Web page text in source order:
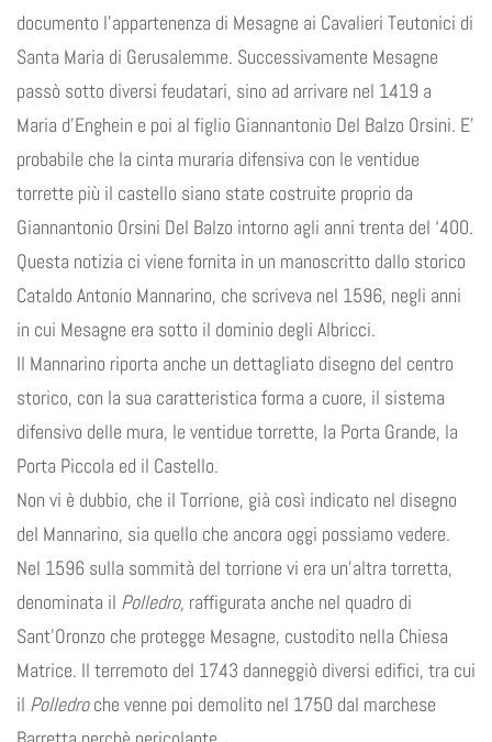
documento l’appartenenza di Mesagne ai Cavalieri Teutonici di
Santa Maria di Gerusalemme. Successivamente Mesagne
passò sotto diversi feudatari, sino ad arrivare nel 1419 a
Maria d’Enghein e poi al figlio Giannantonio Del Balzo Orsini. E’
probabile che la cinta muraria difensiva con le ventidue
torrette più il castello siano state costruite proprio da
Giannantonio Orsini Del Balzo intorno agli anni trenta del ‘400.
Questa notizia ci viene fornita in un manoscritto dallo storico
Cataldo Antonio Mannarino, che scriveva nel 1596, negli anni
in cui Mesagne era sotto il dominio degli Albricci.
Il Mannarino riporta anche un dettagliato disegno del centro
storico, con la sua caratteristica forma a cuore, il sistema
difensivo delle mura, le ventidue torrette, la Porta Grande, la
Porta Piccola ed il Castello.
Non vi è dubbio, che il Torrione, già così indicato nel disegno
del Mannarino, sia quello che ancora oggi possiamo vedere.
Nel 1596 sulla sommità del torrione vi era un’altra torretta,
denominata il Polledro, raffigurata anche nel quadro di
Sant’Oronzo che protegge Mesagne, custodito nella Chiesa
Matrice. Il terremoto del 1743 danneggiò diversi edifici, tra cui
il Polledroche venne poi demolito nel 1750 dal marchese